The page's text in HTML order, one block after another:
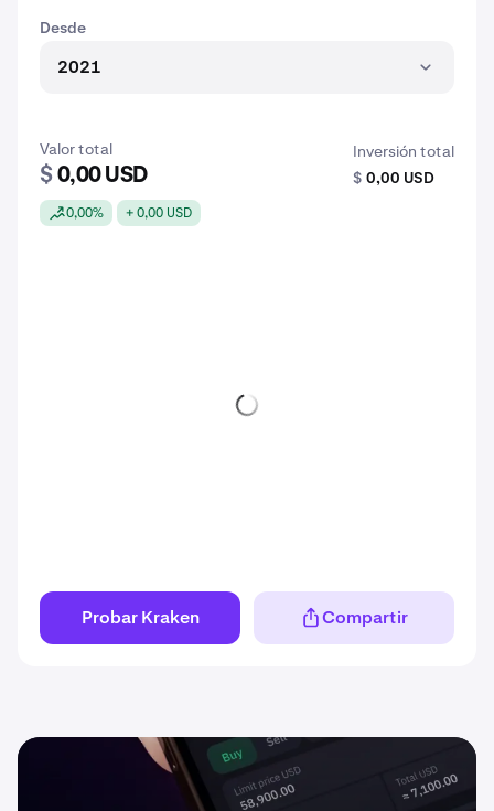
Desde
2021
Valor total
$ 0,00 USD
0,00% + 0,00 USD
Inversión total
$ 0,00 USD
Probar Kraken Compartir